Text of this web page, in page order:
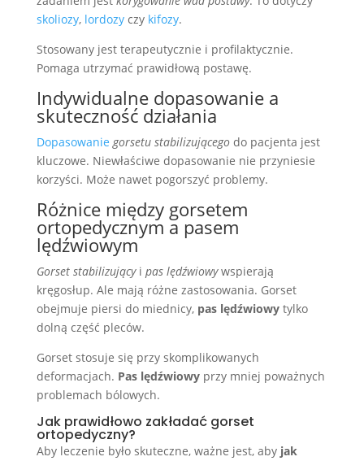
skoliozy, lordozyczy kifozy.
Stosowany jest terapeutycznie i profilaktycznie.
Pomaga utrzymać prawidłową postawę.
Indywidualne dopasowanie a
skuteczność działania
Dopasowanie gorsetu stabilizującegodo pacjenta jest
kluczowe. Niewłaściwe dopasowanie nie przyniesie
korzyści. Może nawet pogorszyć problemy.
Różnice między gorsetem
ortopedycznym a pasem
lędźwiowym
Gorset stabilizującyi pas lędźwiowywspierają
kręgosłup. Ale mają różne zastosowania. Gorset
obejmuje piersi do miednicy, pas lędźwiowytylko
dolną część pleców.
Gorset stosuje się przy skomplikowanych
deformacjach. Pas lędźwiowyprzy mniej poważnych
problemach bólowych.
Jak prawidłowo zakładać gorset
ortopedyczny?
Aby leczenie było skuteczne, ważne jest, aby jak